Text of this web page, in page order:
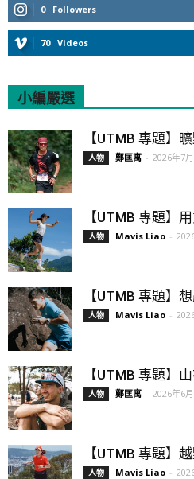
0 Followers
70 Videos
小編嚴選
【UTMB 專題】
人物 鄭匡寓 - 2026年7
【UTMB 專題】
人物 Mavis Liao -
【UTMB 專題】
人物 Mavis Liao -
【UTMB 專題】
人物 鄭匡寓 - 2026年6
【UTMB 專題】
人物 Mavis Liao -